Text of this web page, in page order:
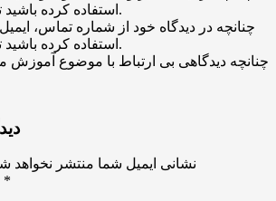
استفاده کرده باشید تایید نخواهد شد.
استفاده کرده باشید تایید نخواهد شد.
چنانچه دیدگاهی بی ارتباط با موضوع آموزش
نشانی ایمیل شما منتشر نخواهد
*